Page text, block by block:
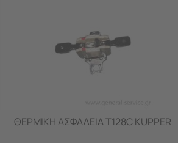
ΘΕΡΜΙΚΗ ΑΣΦΑΛΕΙΑ Τ128C KUPPER